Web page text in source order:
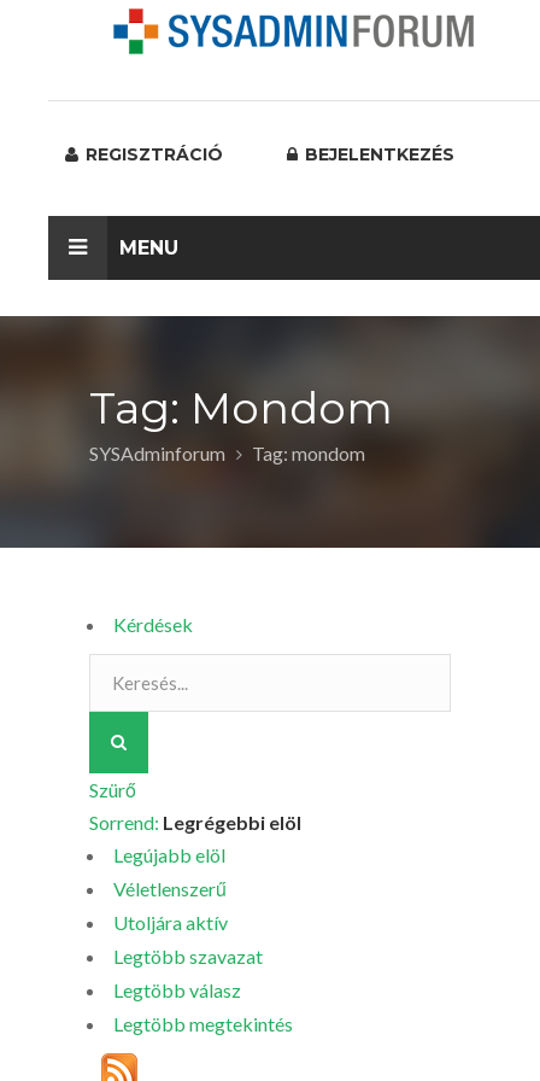
REGISZTRÁCIÓ BEJELENTKEZÉS
MENU
Tag: Mondom
SYSAdminforum Tag: mondom
Kérdések
Szürő
Sorrend: Legrégebbi elöl
Legújabb elöl
Véletlenszerű
Utoljára aktív
Legtöbb szavazat
Legtöbb válasz
Legtöbb megtekintés